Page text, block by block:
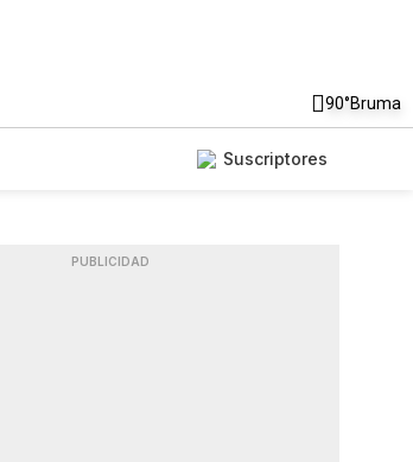
90°Bruma
Suscriptores
PUBLICIDAD